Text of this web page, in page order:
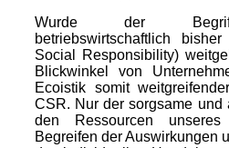
Wurde der Begriff
betriebswirtschaftlich
Social Responsibility)
Blickwinkel von
Ecoistik somit
CSR. Nur der sorgsame und
den Ressourcen
Begreifen der Auswirkungen